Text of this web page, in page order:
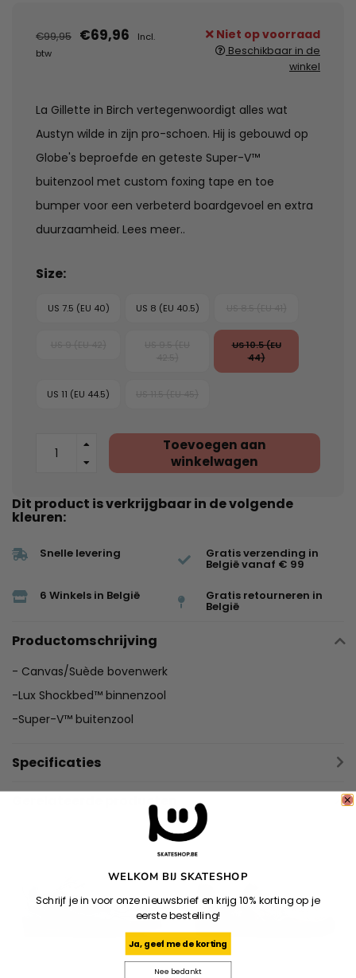
€99,95 €69,96
Incl.
btw
Niet op voorraad
Beschikbaar in de
winkel
La Gillette in Birch vertegenwoordigt alles wat
Austyn wilde in zijn pro-schoen. Hij is gebouwd op
Globe's beproefde en geteste Super-V™
buitenzool met custom foxing tape en toe
bumper voor een verbeterd boardgevoel en extra
duurzaamheid. Lees meer..
Size:
US 7.5 (EU 40) US 8 (EU 40.5)
US 10.5 (EU
44)
US 11 (EU 44.5)
Toevoegen aan
winkelwagen
Dit product is verkrijgbaar in de volgende
kleuren:
Snelle levering Gratis verzending in
België vanaf € 99
6 Winkels in België Gratis retourneren in
België
Productomschrijving
- Canvas/Suède bovenwerk
-Lux Shockbed™ binnenzool
-Super-V™ buitenzool
Specificaties
Gerelateerde producten
WELKOM BIJ SKATESHOP
Schrijf je in voor onze nieuwsbrief en krijg 10% korting op je
eerste bestelling!
Ja, geef me de korting
Nee bedankt